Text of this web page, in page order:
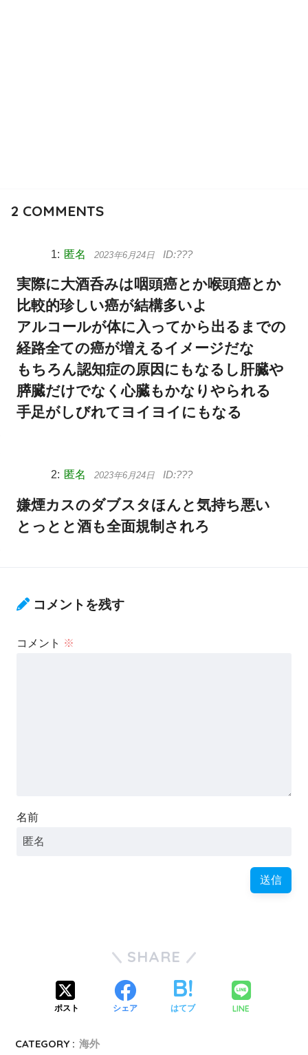
2 COMMENTS
匿名 2023年6月24日
実際に大酒呑みは咽頭癌とか喉頭癌とか
比較的珍しい癌が結構多いよ
アルコールが体に入ってから出るまでの
経路全ての癌が増えるイメージだな
もちろん認知症の原因にもなるし肝臓や
膵臓だけでなく心臓もかなりやられる
手足がしびれてヨイヨイにもなる
匿名 2023年6月24日
嫌煙カスのダブスタほんと気持ち悪い
とっとと酒も全面規制されろ
コメントを残す
コメント ※
名前
SHARE
ポスト シェア はてブ LINE
CATEGORY : 海外